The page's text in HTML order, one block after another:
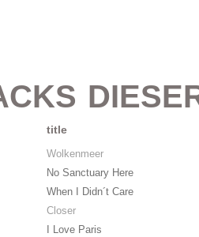
title
Wolkenmeer
No Sanctuary Here
When I Didn´t Care
Closer
I Love Paris